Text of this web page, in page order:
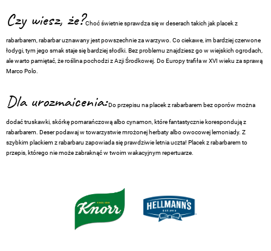
Czy wiesz, że?Choć świetnie sprawdza się w deserach takich jak placek z
rabarbarem, rabarbar uznawany jest powszechnie za warzywo. Co ciekawe, im bardziej czerwone
łodygi, tym jego smak staje się bardziej słodki. Bez problemu znajdziesz go w wiejskich ogrodach,
ale warto pamiętać, że roślina pochodzi z Azji Środkowej. Do Europy trafiła w XVI wieku za sprawą
Marco Polo.
Dla urozmaicenia: Do przepisu na placek z rabarbarem bez oporów można
dodać truskawki, skórkę pomarańczową albo cynamon, które fantastycznie korespondują z
rabarbarem. Deser podawaj w towarzystwie mrożonej herbaty albo owocowej lemoniady. Z
szybkim plackiem z rabarbaru zapowiada się prawdziwie letnia uczta! Placek z rabarbarem to
przepis, którego nie może zabraknąć w twoim wakacyjnym repertuarze.